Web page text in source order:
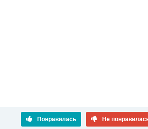
Понравилась Не